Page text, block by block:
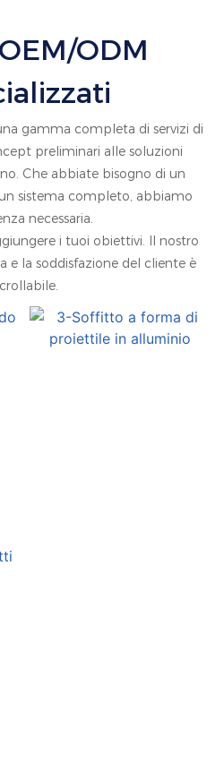
Alluminio Del Soffitto
In Lega Di Alluminio
ODM
gamma completa di servizi di
preliminari alle soluzioni
Che abbiate bisogno di un
sistema completo, abbiamo
necessaria.
i tuoi obiettivi. Il nostro
e la soddisfazione del cliente è